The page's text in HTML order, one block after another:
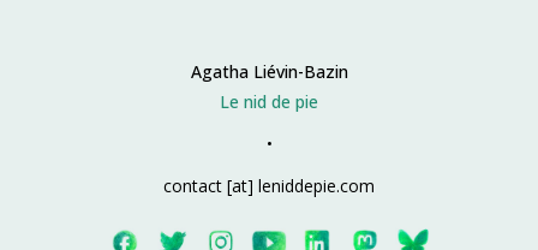
Agatha Liévin-Bazin
Le nid de pie
•
contact [at] leniddepie.com